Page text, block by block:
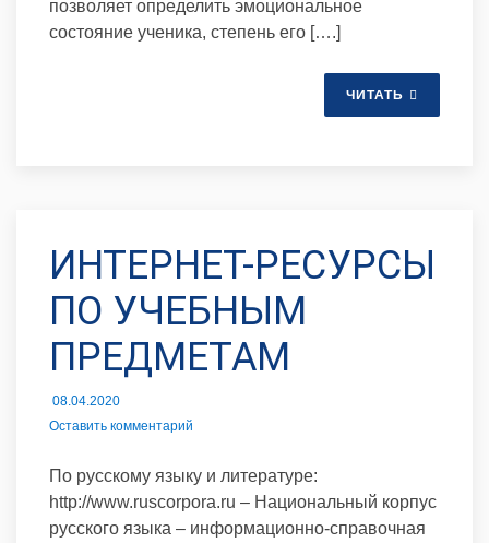
позволяет определить эмоциональное
состояние ученика, степень его [….]
ЧИТАТЬ
ИНТЕРНЕТ-РЕСУРСЫ
ПО УЧЕБНЫМ
ПРЕДМЕТАМ
08.04.2020
Оставить комментарий
По русскому языку и литературе:
http://www.ruscorpora.ru – Национальный корпус
русского языка – информационно-справочная